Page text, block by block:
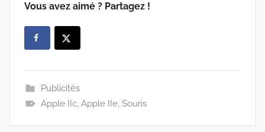
Vous avez aimé ? Partagez !
Publicités
Apple IIc, Apple IIe, Souris